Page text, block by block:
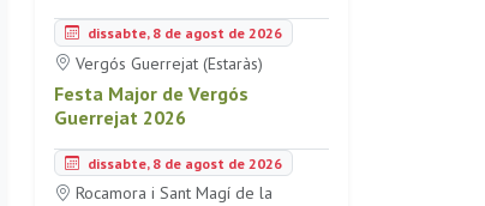
dissabte, 8 de agost de 2026
Vergós Guerrejat (Estaràs)
Festa Major de Vergós
Guerrejat 2026
dissabte, 8 de agost de 2026
Rocamora i Sant Magí de la